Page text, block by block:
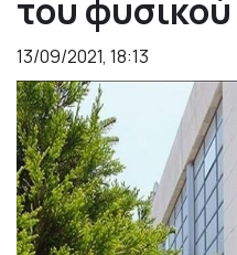
του φυσικού
13/09/2021, 18:13